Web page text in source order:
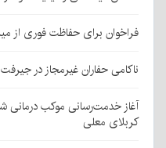
فراخوان برای حفاظت فوری از
ناکامی حفاران غیرمجاز در جیرفت
آغاز خدمت‌رسانی موکب درمانی
کربلای معلی